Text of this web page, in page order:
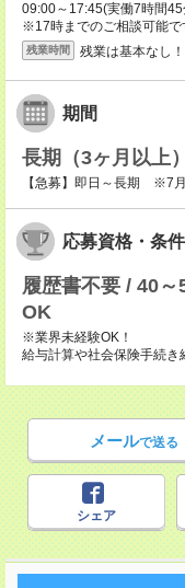
09:00～17:45(実働7時間
※17時までのご相談可能で
残業時間 残業は基本なし！
期間
長期（3ヶ月以上）
【急募】即日～長期 ※7月
応募資格・条件
履歴書不要 / 40
OK
※業界未経験OK！
給与計算や社会保険手続き
メールで送る
シェア